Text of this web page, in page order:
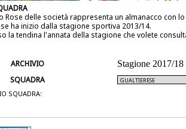
Rose delle società rappresenta un almanacco con
ha inizio dalla stagione sportiva 2013/14.
la tendina l'annata della stagione che volete
ARCHIVIO
Stagione 2017/18
SQUADRA
SQUADRA: